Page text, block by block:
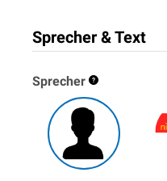
Sprecher & Text
Sprecher